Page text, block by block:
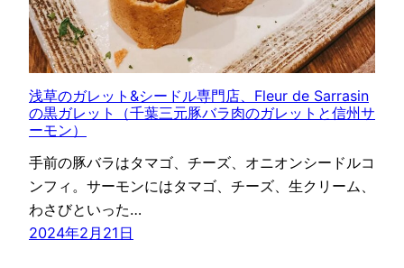
浅草のガレット&シードル専門店、Fleur de Sarrasin
の黒ガレット（千葉三元豚バラ肉のガレットと信州サ
ーモン）
手前の豚バラはタマゴ、チーズ、オニオンシードルコ
ンフィ。サーモンにはタマゴ、チーズ、生クリーム、
わさびといった…
2024年2月21日